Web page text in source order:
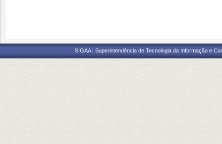
SIGAA | Superintendência de Tecnologia da Informação e